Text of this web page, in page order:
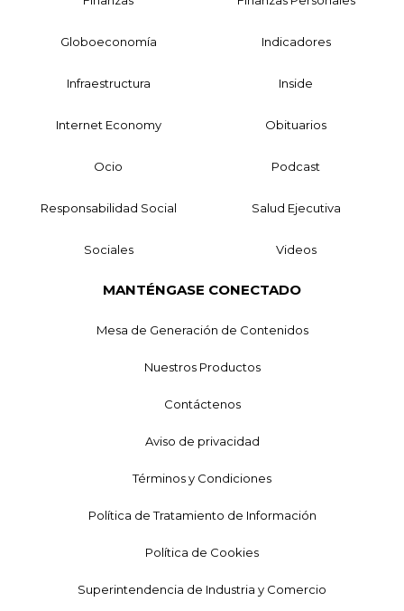
Globoeconomía Indicadores
Infraestructura Inside
Internet Economy Obituarios
Ocio Podcast
Responsabilidad Social Salud Ejecutiva
Sociales Videos
MANTÉNGASE CONECTADO
Mesa de Generación de Contenidos
Nuestros Productos
Contáctenos
Aviso de privacidad
Términos y Condiciones
Política de Tratamiento de Información
Política de Cookies
Superintendencia de Industria y Comercio